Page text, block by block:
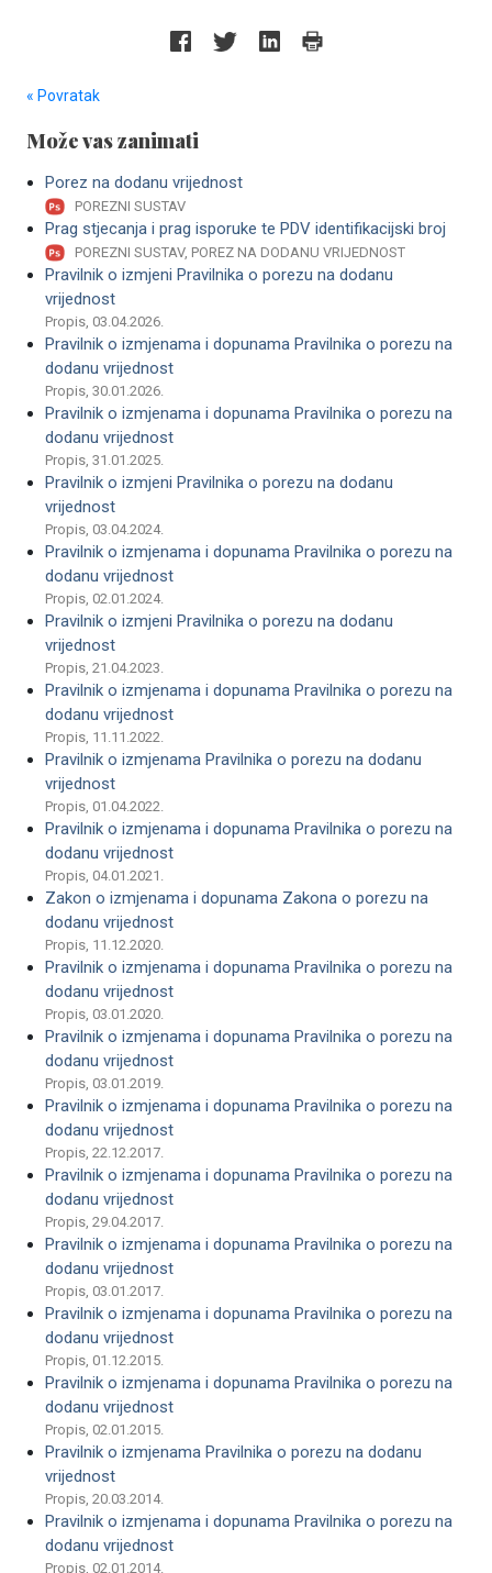
« Povratak
Može vas zanimati
Porez na dodanu vrijednost
POREZNI SUSTAV
Prag stjecanja i prag isporuke te PDV identifikacijski broj
POREZNI SUSTAV, POREZ NA DODANU VRIJEDNOST
Pravilnik o izmjeni Pravilnika o porezu na dodanu
vrijednost
Propis, 03.04.2026.
Pravilnik o izmjenama i dopunama Pravilnika o porezu na
dodanu vrijednost
Propis, 30.01.2026.
Pravilnik o izmjenama i dopunama Pravilnika o porezu na
dodanu vrijednost
Propis, 31.01.2025.
Pravilnik o izmjeni Pravilnika o porezu na dodanu
vrijednost
Propis, 03.04.2024.
Pravilnik o izmjenama i dopunama Pravilnika o porezu na
dodanu vrijednost
Propis, 02.01.2024.
Pravilnik o izmjeni Pravilnika o porezu na dodanu
vrijednost
Propis, 21.04.2023.
Pravilnik o izmjenama i dopunama Pravilnika o porezu na
dodanu vrijednost
Propis, 11.11.2022.
Pravilnik o izmjenama Pravilnika o porezu na dodanu
vrijednost
Propis, 01.04.2022.
Pravilnik o izmjenama i dopunama Pravilnika o porezu na
dodanu vrijednost
Propis, 04.01.2021.
Zakon o izmjenama i dopunama Zakona o porezu na
dodanu vrijednost
Propis, 11.12.2020.
Pravilnik o izmjenama i dopunama Pravilnika o porezu na
dodanu vrijednost
Propis, 03.01.2020.
Pravilnik o izmjenama i dopunama Pravilnika o porezu na
dodanu vrijednost
Propis, 03.01.2019.
Pravilnik o izmjenama i dopunama Pravilnika o porezu na
dodanu vrijednost
Propis, 22.12.2017.
Pravilnik o izmjenama i dopunama Pravilnika o porezu na
dodanu vrijednost
Propis, 29.04.2017.
Pravilnik o izmjenama i dopunama Pravilnika o porezu na
dodanu vrijednost
Propis, 03.01.2017.
Pravilnik o izmjenama i dopunama Pravilnika o porezu na
dodanu vrijednost­­­
Propis, 01.12.2015.
Pravilnik o izmjenama i dopunama Pravilnika o porezu na
dodanu vrijednost
Propis, 02.01.2015.
Pravilnik o izmjenama Pravilnika o porezu na dodanu
vrijednost
Propis, 20.03.2014.
Pravilnik o izmjenama i dopunama Pravilnika o porezu na
dodanu vrijednost
Propis, 02.01.2014.